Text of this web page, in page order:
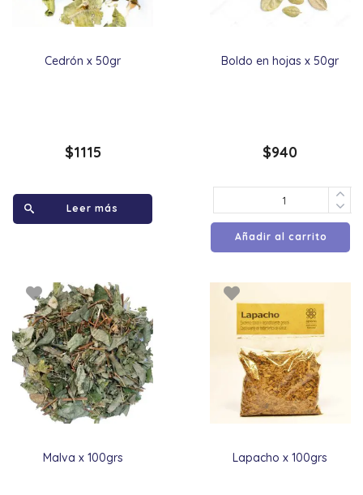
Cedrón x 50gr
$1115
Leer más
Boldo en hojas x 50gr
$940
Añadir al carrito
Malva x 100grs Lapacho x 100grs